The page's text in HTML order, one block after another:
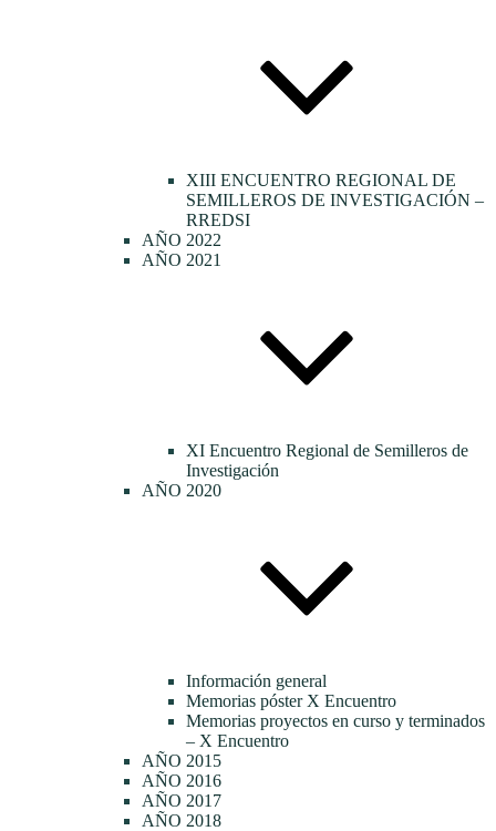
XIII ENCUENTRO REGIONAL DE
SEMILLEROS DE INVESTIGACIÓN –
RREDSI
AÑO 2022
AÑO 2021
XI Encuentro Regional de Semilleros de
Investigación
AÑO 2020
Información general
Memorias póster X Encuentro
Memorias proyectos en curso y terminados
– X Encuentro
AÑO 2015
AÑO 2016
AÑO 2017
AÑO 2018